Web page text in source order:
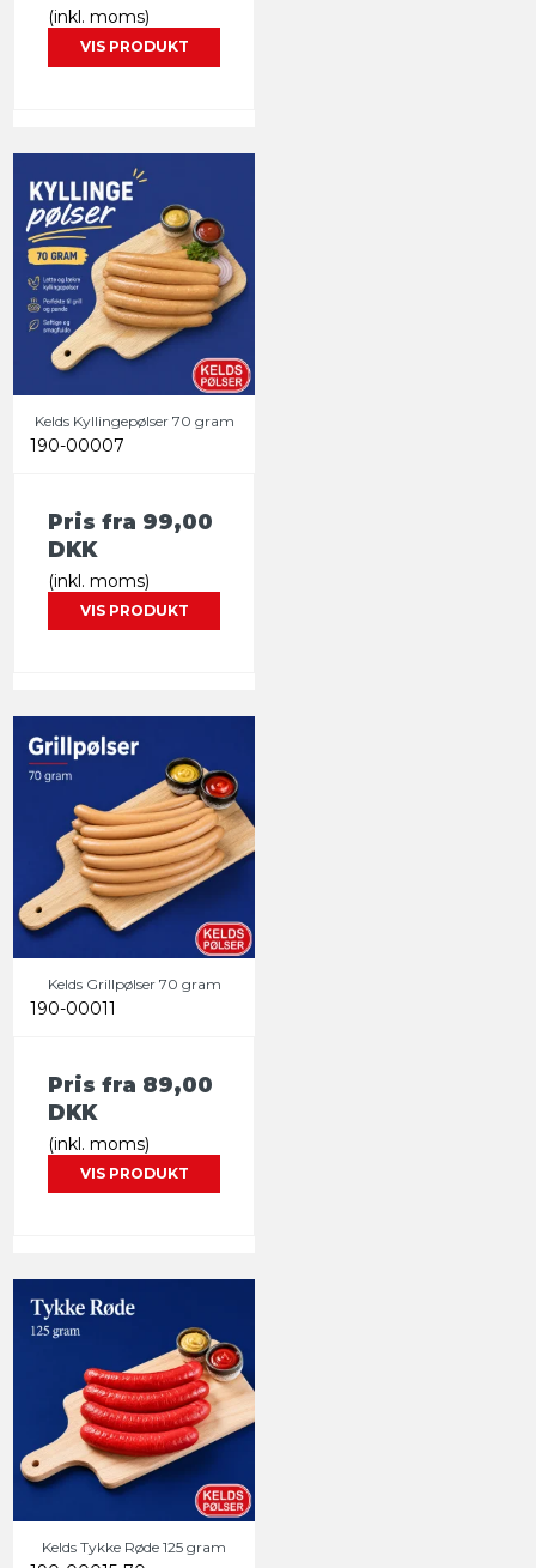
(inkl. moms)
VIS PRODUKT
Kelds Kyllingepølser 70 gram
190-00007
Pris fra 99,00
DKK
(inkl. moms)
VIS PRODUKT
Kelds Grillpølser 70 gram
190-00011
Pris fra 89,00
DKK
(inkl. moms)
VIS PRODUKT
Kelds Tykke Røde 125 gram